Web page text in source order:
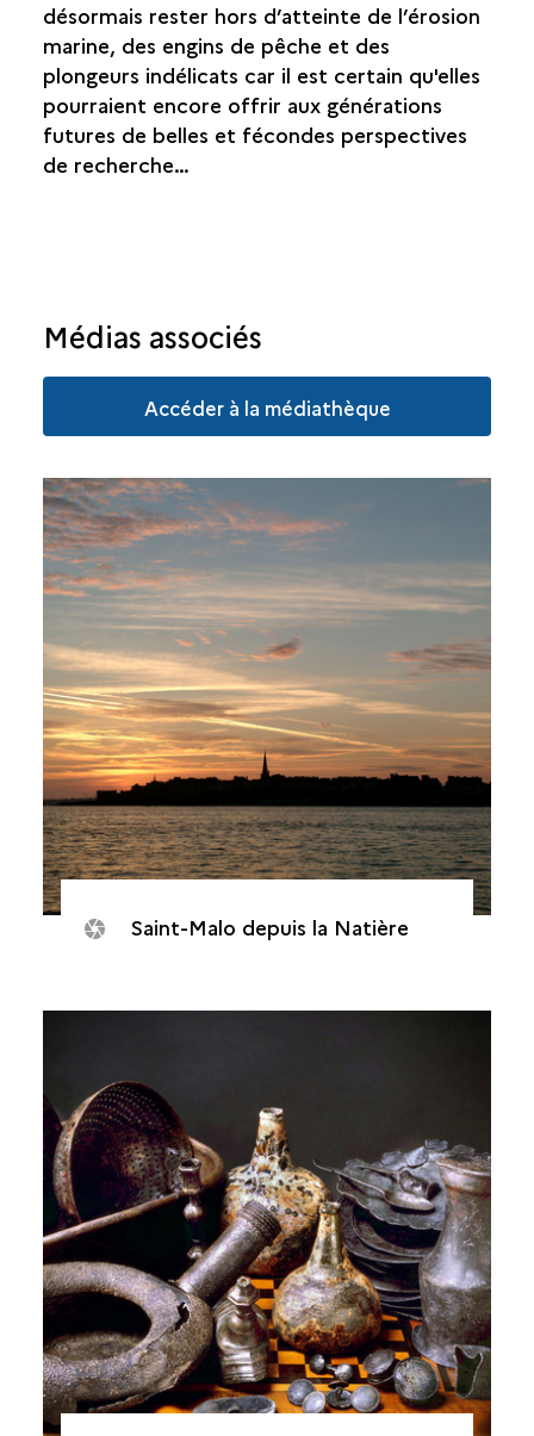
désormais rester hors d’atteinte de l’érosion
marine, des engins de pêche et des
plongeurs indélicats car il est certain qu'elles
pourraient encore offrir aux générations
futures de belles et fécondes perspectives
de recherche…
Médias associés
Accéder à la médiathèque
Saint-Malo depuis la Natière